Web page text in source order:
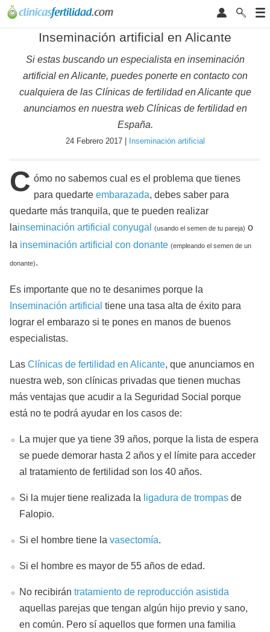
Inseminación artificial en Alicante
Si estas buscando un especialista en inseminación
artificial en Alicante, puedes ponerte en contacto con
cualquiera de las Clínicas de fertilidad en Alicante que
anunciamos en nuestra web Clínicas de fertilidad en
España.
24 Febrero 2017 | Inseminación artificial
C ómo no sabemos cual es el problema que tienes
para quedarte embarazada, debes saber para
quedarte más tranquila, que te pueden realizar
lainseminación artificial conyugal (usando el semen de tu pareja) o
la inseminación artificial con donante (empleando el semen de un
donante).
Es importante que no te desanimes porque la
Inseminación artificial tiene una tasa alta de éxito para
lograr el embarazo si te pones en manos de buenos
especialistas.
Las Clínicas de fertilidad en Alicante, que anunciamos en
nuestra web, son clínicas privadas que tienen muchas
más ventajas que acudir a la Seguridad Social porque
está no te podrá ayudar en los casos de:
La mujer que ya tiene 39 años, porque la lista de espera
se puede demorar hasta 2 años y el límite para acceder
al tratamiento de fertilidad son los 40 años.
Si la mujer tiene realizada la ligadura de trompas de
Falopio.
Si el hombre tiene la vasectomía.
Si el hombre es mayor de 55 años de edad.
No recibirán tratamiento de reproducción asistida
aquellas parejas que tengan algún hijo previo y sano,
en común. Pero sí aquellos que formen una familia